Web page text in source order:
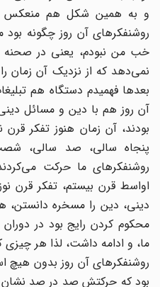
و به همین شکل هم منعکس شد.
روشنفکرهای آن روز چگونه بود
خب من نبودم، یعنی در صحنه
نمی‌دهد که از نزدیک آن زمان
بعدها فهمیدم دستگاه هم
آن روز هم با دین و مسائل
بودند، آن زمان هنوز تفکر قرن
پنجاه سالی، صد سالی،
روشنفکرهای ما حرکت
اواسط قرن بیستم، تفکر قرن
دینی، دین را مسخره دانستن،
محکوم کردن رایج بود در دوران
ما، و ادامه داشت، لذا هر چیزی
روشنفکرهای آن روز بدون هیچ
بود که حرکتش صد در صد نشان